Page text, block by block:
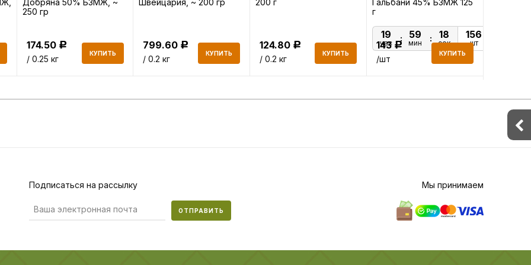
250 гр
174.50 Р
/ 0.25 кг
КУПИТЬ
799.60 Р
/ 0.2 кг
КУПИТЬ
124.80 Р
/ 0.2 кг
КУПИТЬ
г
19
час
59
мин
17
сек
156
шт
143 Р
/шт
КУПИТЬ
Подписаться на рассылку
ОТПРАВИТЬ
Мы принимаем